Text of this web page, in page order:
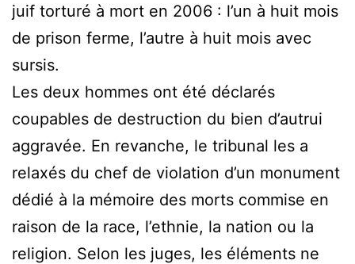
juif torturé à mort en 2006 : l’un à huit mois
de prison ferme, l’autre à huit mois avec
sursis.
Les deux hommes ont été déclarés
coupables de destruction du bien d’autrui
aggravée. En revanche, le tribunal les a
relaxés du chef de violation d’un monument
dédié à la mémoire des morts commise en
raison de la race, l’ethnie, la nation ou la
religion. Selon les juges, les éléments ne